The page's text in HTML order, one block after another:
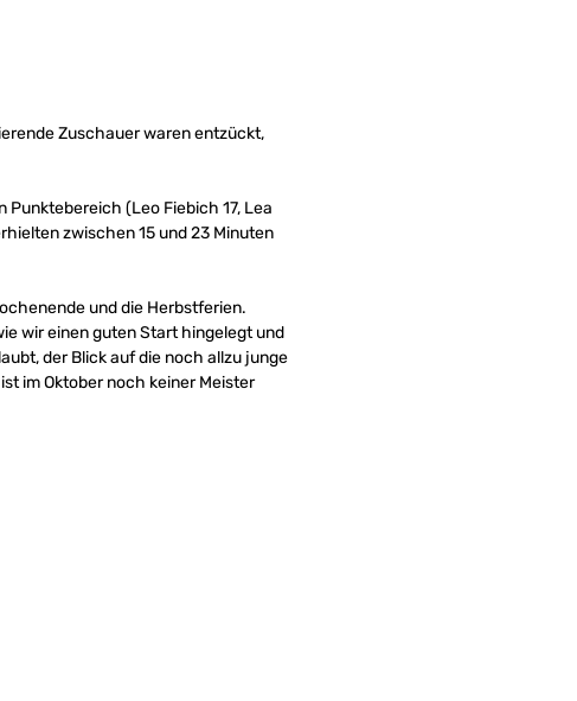
Zuschauer waren entzückt,
Punktebereich (Leo Fiebich 17, Lea
zwischen 15 und 23 Minuten
und die Herbstferien.
wir einen guten Start hingelegt und
der Blick auf die noch allzu junge
im Oktober noch keiner Meister